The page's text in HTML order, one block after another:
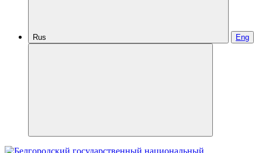
Rus Eng